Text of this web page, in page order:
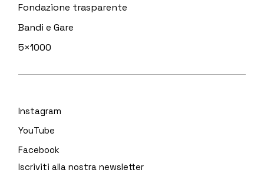
Fondazione trasparente
Bandi e Gare
5×1000
Instagram
YouTube
Facebook
Iscriviti alla nostra newsletter